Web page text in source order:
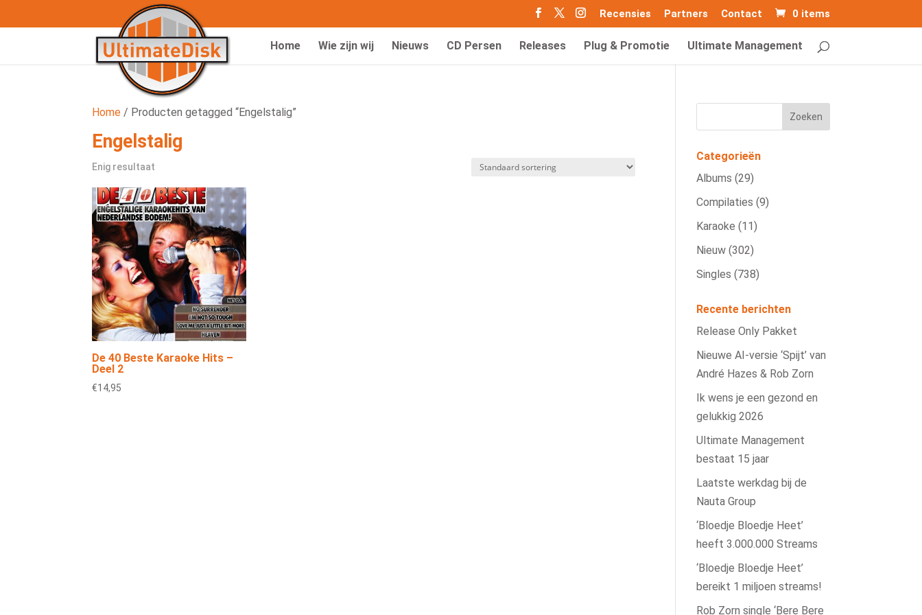
Recensies Partners Contact 0 items
Home Wie zijn wij Nieuws CD Persen Releases Plug & Promotie Ultimate Management
Home / Producten getagged “Engelstalig”
Engelstalig
Enig resultaat
De 40 Beste Karaoke Hits –
Deel 2
€14,95
Categorieën
Albums (29)
Compilaties (9)
Karaoke (11)
Nieuw (302)
Singles (738)
Recente berichten
Release Only Pakket
Nieuwe AI‑versie ‘Spijt’ van
André Hazes & Rob Zorn
Ik wens je een gezond en
gelukkig 2026
Ultimate Management
bestaat 15 jaar
Laatste werkdag bij de
Nauta Group
‘Bloedje Bloedje Heet’
heeft 3.000.000 Streams
‘Bloedje Bloedje Heet’
bereikt 1 miljoen streams!
Rob Zorn single ‘Bere Bere